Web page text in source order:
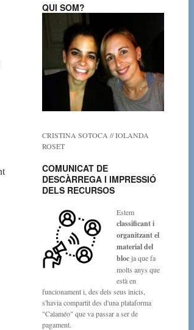
QUI SOM?
CRISTINA SOTOCA // IOLANDA
ROSET
COMUNICAT DE
DESCÀRREGA I IMPRESSIÓ
DELS RECURSOS
Estem
classificant i
organitzant el
material del
blocja que fa
molts anys que
està en
funcionament i, des dels seus inicis,
s'havia compartit des d'una plataforma
"Calaméo" que va passar a ser de
pagament.